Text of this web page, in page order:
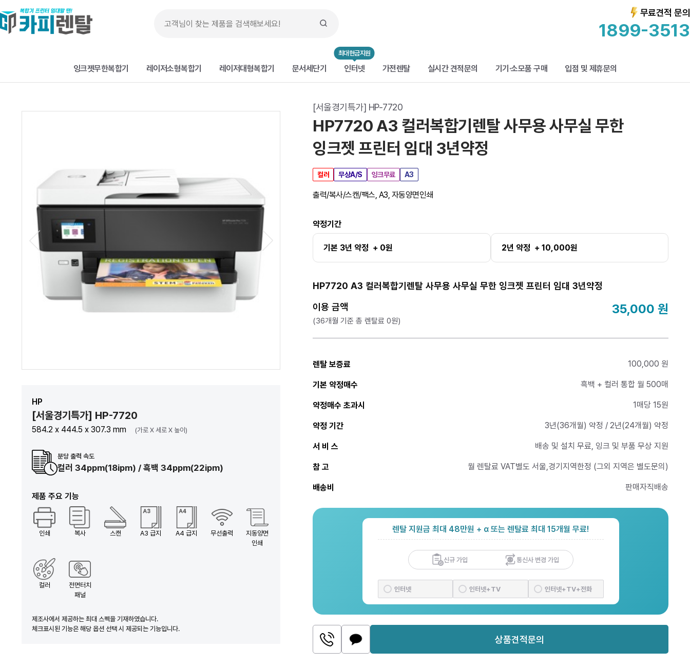
무료견적 문의
1899-3513
잉크젯무한복합기 레이저소형복합기 레이저대형복합기 문서세단기
최대현금지원
인터넷 가전렌탈 실시간 견적문의 기기·소모품 구매 입점 및 제휴문의
HP
[서울경기특가] HP-7720
584.2 x 444.5 x 307.3 mm (가로 X 세로 X 높이)
분당 출력 속도
컬러 34ppm(18ipm) / 흑백 34ppm(22ipm)
제품 주요 기능
인쇄 복사 스캔 A3 급지 A4 급지 무선출력
지동양면
인쇄
컬러
전면터치
패널
제조사에서 제공하는 최대 스펙을 기재하였습니다.
체크표시된 기능은 해당 옵션 선택 시 제공되는 기능입니다.
[서울경기특가] HP-7720
HP7720 A3 컬러복합기렌탈 사무용 사무실 무한
잉크젯 프린터 임대 3년약정
컬러 무상A/S 잉크무료 A3
출력/복사/스캔/팩스, A3, 자동양면인쇄
약정기간
기본 3년 약정 + 0원 2년 약정 + 10,000원
HP7720 A3 컬러복합기렌탈 사무용 사무실 무한 잉크젯 프린터 임대 3년약정
이용 금액 35,000 원
(36개월 기준 총 렌탈료 0원)
렌탈 보증료 100,000 원
기본 약정매수 흑백 + 컬러 통합 월 500매
약정매수 초과시 1매당 15원
약정 기간 3년(36개월) 약정 / 2년(24개월) 약정
서 비 스 배송 및 설치 무료, 잉크 및 부품 무상 지원
참 고 월 렌탈료 VAT별도 서울,경기지역한정 (그외 지역은 별도문의)
배송비 판매자직배송
렌탈 지원금 최대 48만원 + α 또는 렌탈료 최대 15개월 무료!
신규 가입 통신사 변경 가입
인터넷 인터넷+TV 인터넷+TV+전화
상품견적문의